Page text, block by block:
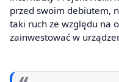
przed swoim debiutem,
taki ruch ze względu na
zainwestować w